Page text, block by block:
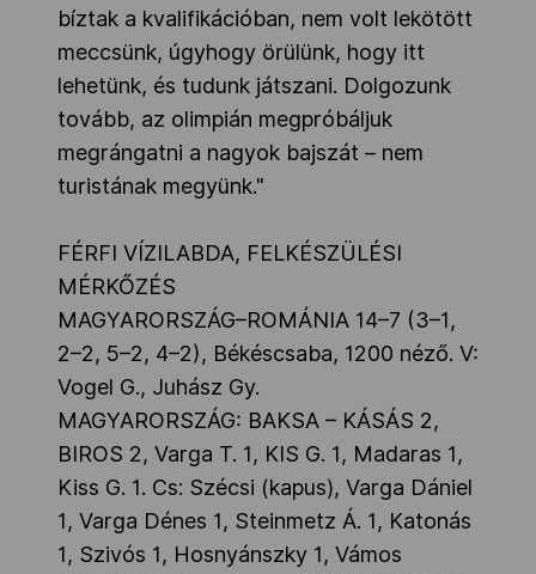
bíztak a kvalifikációban, nem volt lekötött
meccsünk, úgyhogy örülünk, hogy itt
lehetünk, és tudunk játszani. Dolgozunk
tovább, az olimpián megpróbáljuk
megrángatni a nagyok bajszát – nem
turistának megyünk."
FÉRFI VÍZILABDA, FELKÉSZÜLÉSI
MÉRKŐZÉS
MAGYARORSZÁG–ROMÁNIA 14–7 (3–1,
2–2, 5–2, 4–2), Békéscsaba, 1200 néző. V:
Vogel G., Juhász Gy.
MAGYARORSZÁG: BAKSA – KÁSÁS 2,
BIROS 2, Varga T. 1, KIS G. 1, Madaras 1,
Kiss G. 1. Cs: Szécsi (kapus), Varga Dániel
1, Varga Dénes 1, Steinmetz Á. 1, Katonás
1, Szivós 1, Hosnyánszky 1, Vámos